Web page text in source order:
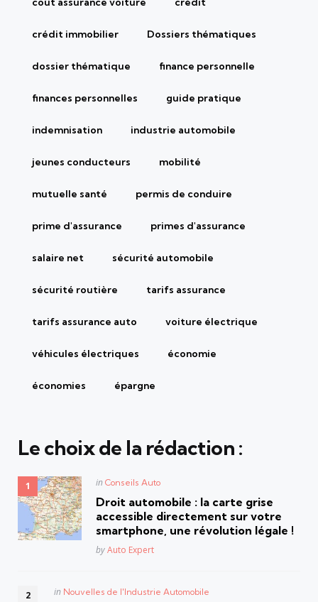
crédit immobilier Dossiers thématiques
dossier thématique finance personnelle
finances personnelles guide pratique
indemnisation industrie automobile
jeunes conducteurs mobilité
mutuelle santé permis de conduire
prime d'assurance primes d'assurance
salaire net sécurité automobile
sécurité routière tarifs assurance
tarifs assurance auto voiture électrique
véhicules électriques économie
économies épargne
Le choix de la rédaction :
Posted
in
in Conseils Auto
Droit automobile : la carte grise
accessible directement sur votre
smartphone, une révolution légale !
Posted
byAuto Expert
Posted
in Nouvelles de l'Industrie Automobile